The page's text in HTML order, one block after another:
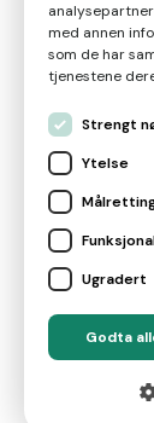
med annen
som de har
tjenestene
Strengt
Ytelse
Ugradert
Godta